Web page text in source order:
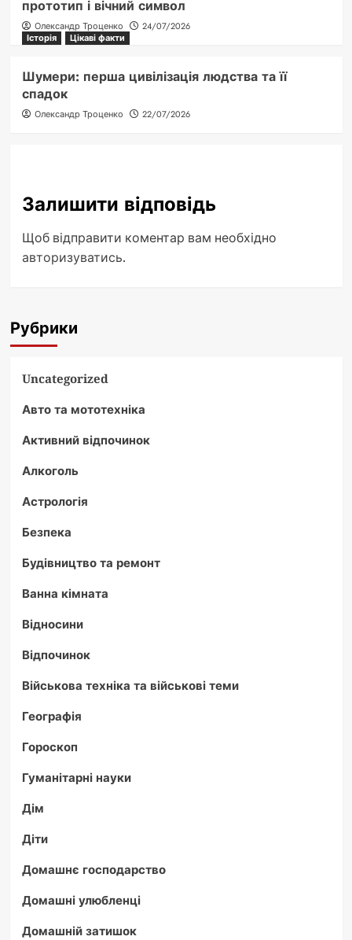
прототип і вічний символ
Олександр Троценко
24/07/2026
Історія
Цікаві факти
Шумери: перша цивілізація людства та її
спадок
Олександр Троценко 22/07/2026
Залишити відповідь
Щоб відправити коментар вам необхідно
авторизуватись.
Рубрики
Uncategorized
Авто та мототехніка
Активний відпочинок
Алкоголь
Астрологія
Безпека
Будівництво та ремонт
Ванна кімната
Відносини
Відпочинок
Військова техніка та військові теми
Географія
Гороскоп
Гуманітарні науки
Дім
Діти
Домашнє господарство
Домашні улюбленці
Домашній затишок